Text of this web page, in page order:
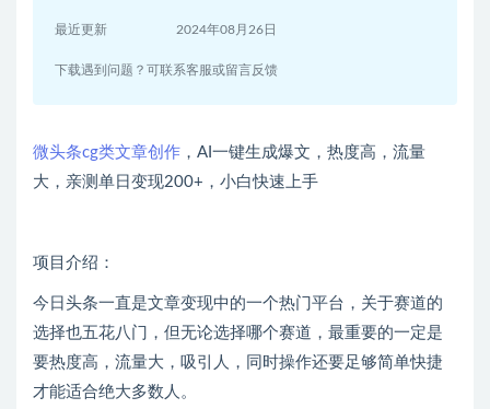
最近更新 2024年08月26日
下载遇到问题？可联系客服或留言反馈
微头条cg类文章创作 ，AI一键生成爆文，热度高，流量
大，亲测单日变现200+，小白快速上手
项目介绍：
今日头条一直是文章变现中的一个热门平台，关于赛道的
选择也五花八门，但无论选择哪个赛道，最重要的一定是
要热度高，流量大，吸引人，同时操作还要足够简单快捷
才能适合绝大多数人。